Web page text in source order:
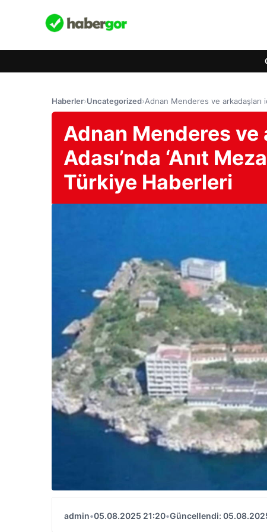
Haberler›Uncategorized›Adnan Menderes ve arkadaşları
Adnan Menderes ve
Adası’nda ‘Anıt
Türkiye Haberleri
admin•05.08.2025 21:20•Güncellendi: